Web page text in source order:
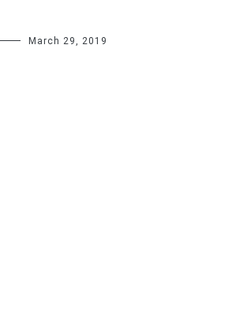
March 29, 2019